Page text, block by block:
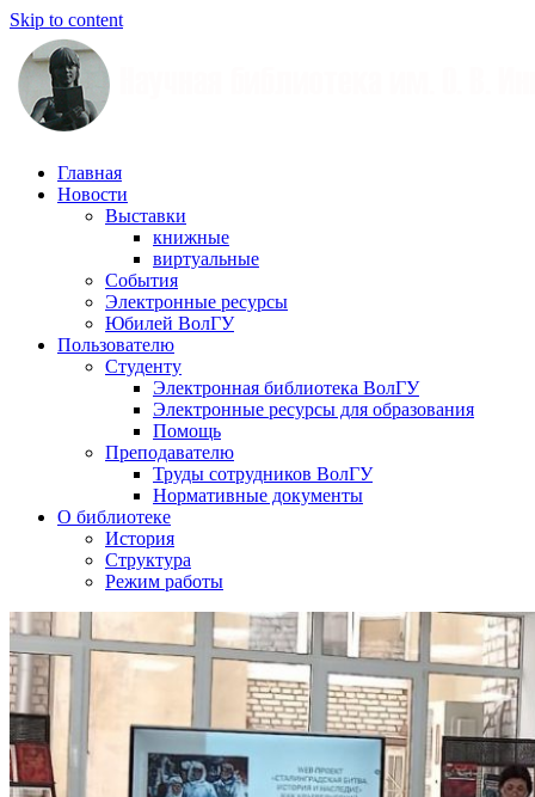
Skip to content
Научная
библиотека
Иншакова
Главная
Новости
Выставки
книжные
виртуальные
События
Электронные ресурсы
Юбилей ВолГУ
Пользователю
Студенту
Электронная библиотека ВолГУ
Электронные ресурсы для образования
Помощь
Преподавателю
Труды сотрудников ВолГУ
Нормативные документы
О библиотеке
История
Структура
Режим работы